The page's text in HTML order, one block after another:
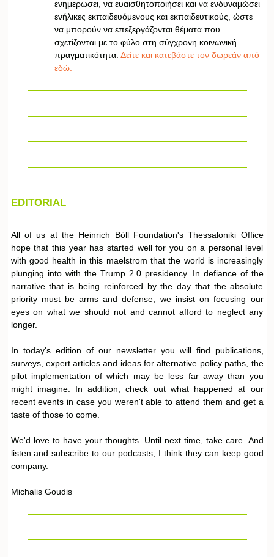
ενημερώσει, να ευαισθητοποιήσει και να ενδυναμώσει
ενήλικες εκπαιδευόμενους και εκπαιδευτικούς, ώστε
να μπορούν να επεξεργάζονται θέματα που
σχετίζονται με το φύλο στη σύγχρονη κοινωνική
πραγματικότητα. Δείτε και κατεβάστε τον δωρεάν από
εδώ.
EDITORIAL
All of us at the Heinrich Böll Foundation's Thessaloniki Office
hope that this year has started well for you on a personal level
with good health in this maelstrom that the world is increasingly
plunging into with the Trump 2.0 presidency. In defiance of the
narrative that is being reinforced by the day that the absolute
priority must be arms and defense, we insist on focusing our
eyes on what we should not and cannot afford to neglect any
longer.
In today's edition of our newsletter you will find publications,
surveys, expert articles and ideas for alternative policy paths, the
pilot implementation of which may be less far away than you
might imagine. In addition, check out what happened at our
recent events in case you weren't able to attend them and get a
taste of those to come.
We'd love to have your thoughts. Until next time, take care. And
listen and subscribe to our podcasts, I think they can keep good
company.
Michalis Goudis